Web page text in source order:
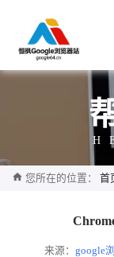
您所在的位置： 首
来源：google